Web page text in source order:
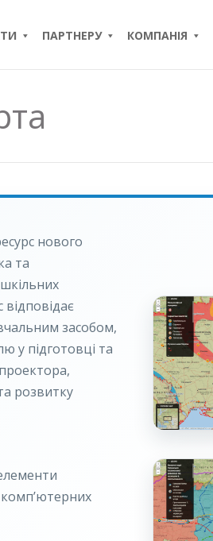
ПАРТНЕРУ КОМПАНІЯ
нового
та
засобом,
у підготовці та
розвитку